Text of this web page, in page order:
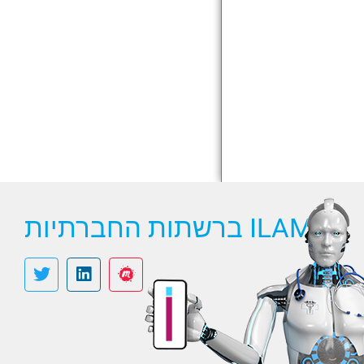
ILAMI ברשתות החברתיות